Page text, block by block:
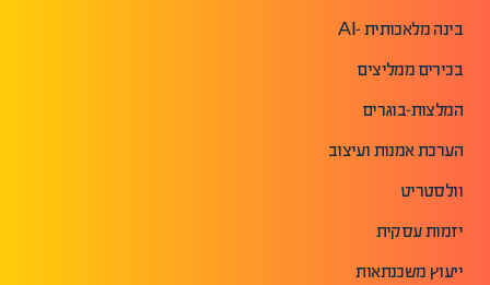
בינה מלאכותית -AI
בכירים ממליצים
המלצות-בוגרים
הערכת אמנות ועיצוב
וולסטריט
יזמות עסקית
ייעוץ משכנתאות